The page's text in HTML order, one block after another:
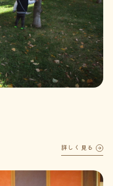
詳しく見る